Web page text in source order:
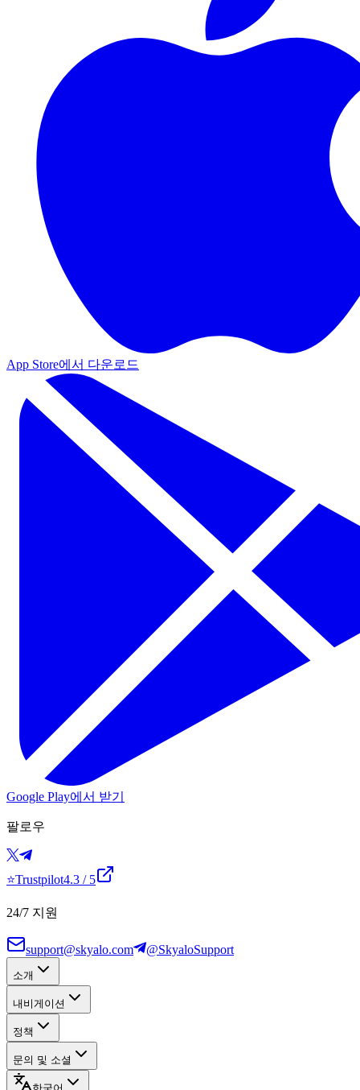
App Store에서 다운로드
Google Play에서 받기
팔로우
⭐Trustpilot4.3 / 5
24/7 지원
support@skyalo.com @SkyaloSupport
소개
내비게이션
정책
문의 및 소셜